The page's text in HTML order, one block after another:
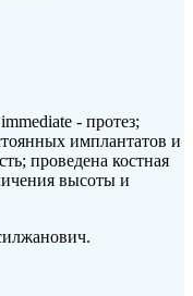
- протез;
имплантатов и
проведена костная
высоты и